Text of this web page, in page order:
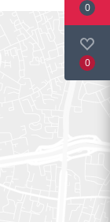
0
0